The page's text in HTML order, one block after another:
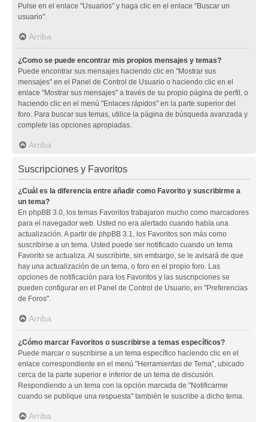
Pulse en el enlace "Usuarios" y haga clic en el enlace "Buscar un
usuario".
Arriba
¿Como se puede encontrar mis propios mensajes y temas?
Puede encontrar sus mensajes haciendo clic en "Mostrar sus
mensajes" en el Panel de Control de Usuario o haciendo clic en el
enlace "Mostrar sus mensajes" a través de su propio página de perfil, o
haciendo clic en el menú "Enlaces rápidos" en la parte superior del
foro. Para buscar sus temas, utilice la página de búsqueda avanzada y
complete las opciones apropiadas.
Arriba
Suscripciones y Favoritos
¿Cuál es la diferencia entre añadir como Favorito y suscribirme a
un tema?
En phpBB 3.0, los temas Favoritos trabajaron mucho como marcadores
para el navegador web. Usted no era alertado cuando había una
actualización. A partir de phpBB 3.1, los Favoritos son más como
suscribirse a un tema. Usted puede ser notificado cuando un tema
Favorito se actualiza. Al suscribirte, sin embargo, se le avisará de que
hay una actualización de un tema, o foro en el propio foro. Las
opciones de notificación para los Favoritos y las suscripciones se
pueden configurar en el Panel de Control de Usuario, en "Preferencias
de Foros".
Arriba
¿Cómo marcar Favoritos o suscribirse a temas específicos?
Puede marcar o suscribirse a un tema específico haciendo clic en el
enlace correspondiente en el menú "Herramientas de Tema", ubicado
cerca de la parte superior e inferior de un tema de discusión.
Respondiendo a un tema con la opción marcada de "Notificarme
cuando se publique una respuesta" también le suscribe a dicho tema.
Arriba